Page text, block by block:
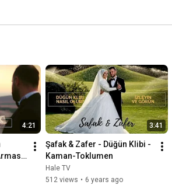
4:21 3:41
Şafak & Zafer - Düğün Klibi -
Kaman-Toklumen
Hale TV
512 views • 6 years ago